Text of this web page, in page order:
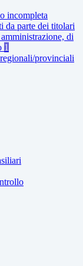
incompleta
da parte dei titolari
di
1
provinciali